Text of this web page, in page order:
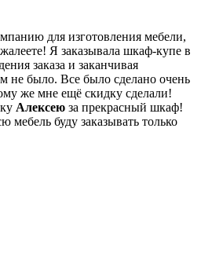
для изготовления мебели,
Я заказывала шкаф-купе в
заказа и заканчивая
не было. Все было сделано очень
же мне ещё скидку сделали!
Алексею за прекрасный шкаф!
мебель буду заказывать только